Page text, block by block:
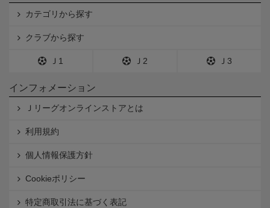
カテゴリから探す
クラブから探す
Ｊ1 Ｊ2 Ｊ3
インフォメーション
Ｊリーグオンラインストアとは
利用規約
個人情報保護方針
Cookieポリシー
特定商取引法に基づく表記